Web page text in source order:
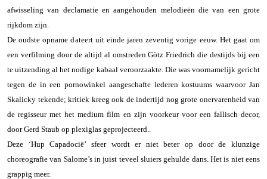
afwisseling van declamatie en aangehouden melodieën die van een grote
rijkdom zijn.
De oudste opname dateert uit einde jaren zeventig vorige eeuw. Het gaat om
een verfilming door de altijd al omstreden Götz Friedrich die destijds bij een
te uitzending al het nodige kabaal veroorzaakte. Die was voornamelijk gericht
tegen de in een pornowinkel aangeschafte lederen kostuums waarvoor Jan
Skalicky tekende; kritiek kreeg ook de indertijd nog grote onervarenheid van
de regisseur met het medium film en zijn voorkeur voor een fallisch decor,
door Gerd Staub op plexiglas geprojecteerd..
Deze ‘Hup Capadocië’ sfeer wordt er niet beter op door de klunzige
choreografie van Salome’s in juist teveel sluiers gehulde dans. Het is niet eens
grappig meer.